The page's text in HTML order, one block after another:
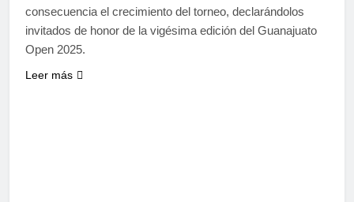
consecuencia el crecimiento del torneo, declarándolos
invitados de honor de la vigésima edición del Guanajuato
Open 2025.
Leer más